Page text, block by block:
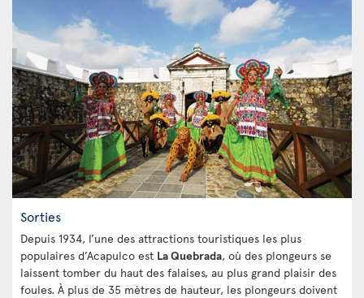
Sorties
Depuis 1934, l’une des attractions touristiques les plus
populaires d’Acapulco est La Quebrada, où des plongeurs se
laissent tomber du haut des falaises, au plus grand plaisir des
foules. À plus de 35 mètres de hauteur, les plongeurs doivent